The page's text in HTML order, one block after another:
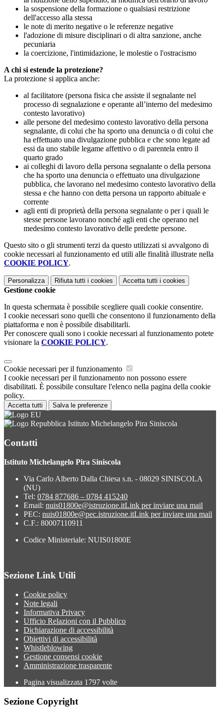
la sospensione della formazione o qualsiasi restrizione
dell'accesso alla stessa
le note di merito negative o le referenze negative
l'adozione di misure disciplinari o di altra sanzione, anche
pecuniaria
la coercizione, l'intimidazione, le molestie o l'ostracismo
A chi si estende la protezione?
La protezione si applica anche:
al facilitatore (persona fisica che assiste il segnalante nel
processo di segnalazione e operante all’interno del medesimo
contesto lavorativo)
alle persone del medesimo contesto lavorativo della persona
segnalante, di colui che ha sporto una denuncia o di colui che
ha effettuato una divulgazione pubblica e che sono legate ad
essi da uno stabile legame affettivo o di parentela entro il
quarto grado
ai colleghi di lavoro della persona segnalante o della persona
che ha sporto una denuncia o effettuato una divulgazione
pubblica, che lavorano nel medesimo contesto lavorativo della
stessa e che hanno con detta persona un rapporto abituale e
corrente
agli enti di proprietà della persona segnalante o per i quali le
stesse persone lavorano nonché agli enti che operano nel
medesimo contesto lavorativo delle predette persone.
Questo sito o gli strumenti terzi da questo utilizzati si avvalgono di
cookie necessari al funzionamento ed utili alle finalità illustrate nella
COOKIE POLICY.
Personalizza Rifiuta tutti i cookies Accetta tutti i cookies
Gestione cookie
In questa schermata è possibile scegliere quali cookie consentire.
I cookie necessari sono quelli che consentono il funzionamento della
piattaforma e non è possibile disabilitarli.
Per conoscere quali sono i cookie necessari al funzionamento potete
visionare la COOKIE POLICY.
Cookie necessari per il funzionamento
I cookie necessari per il funzionamento non possono essere
disabilitati. È possibile consultare l'elenco nella pagina della cookie
policy.
Accetta tutti Salva le preferenze
Istituto Michelangelo Pira Siniscola
Contatti
Istituto Michelangelo Pira Siniscola
Via Carlo Alberto Dalla Chiesa s.n. - 08029 SINISCOLA
(NU)
Tel: 0784 877686 – 0784 415240
Email: nuis01800e@istruzione.itLink per inviare una mail
PEC: nuis01800e@pec.istruzione.itLink per inviare una mail
C.F.: 80007110911
Codice Ministeriale: NUIS01800E
Sezione Link Utili
Cookie policy
Note legali
Informativa Privacy
Ufficio Relazioni con il Pubblico
Dichiarazione di accessibilità
Obiettivi di accessibilità
Whistleblowing
Gestione consensi cookie
Amministrazione trasparente
Pagina visualizzata 1797 volte
Sezione Copyright